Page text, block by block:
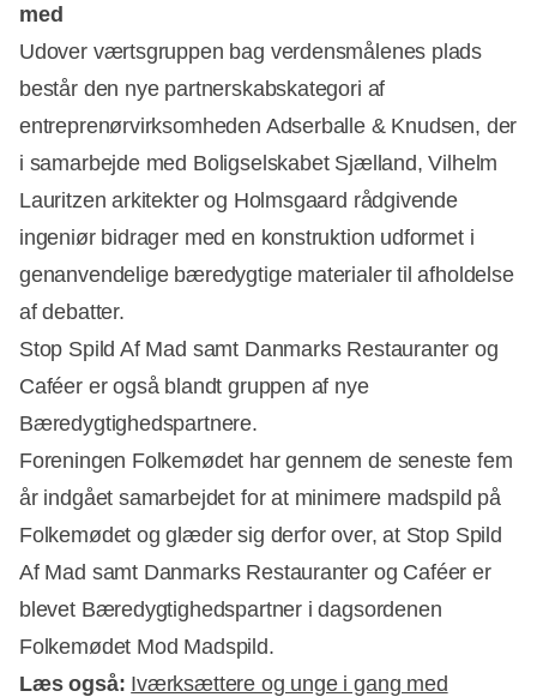
med
Udover værtsgruppen bag verdensmålenes plads
består den nye partnerskabskategori af
entreprenørvirksomheden Adserballe & Knudsen, der
i samarbejde med Boligselskabet Sjælland, Vilhelm
Lauritzen arkitekter og Holmsgaard rådgivende
ingeniør bidrager med en konstruktion udformet i
genanvendelige bæredygtige materialer til afholdelse
af debatter.
Stop Spild Af Mad samt Danmarks Restauranter og
Caféer er også blandt gruppen af nye
Bæredygtighedspartnere.
Foreningen Folkemødet har gennem de seneste fem
år indgået samarbejdet for at minimere madspild på
Folkemødet og glæder sig derfor over, at Stop Spild
Af Mad samt Danmarks Restauranter og Caféer er
blevet Bæredygtighedspartner i dagsordenen
Folkemødet Mod Madspild.
Læs også: Iværksættere og unge i gang med